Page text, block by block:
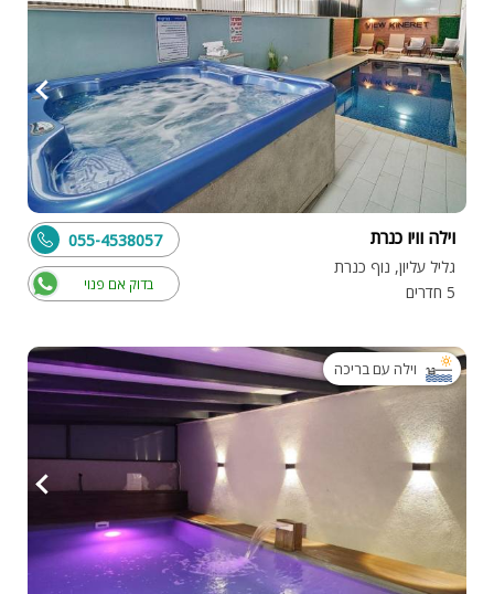
וילה וויו כנרת
גליל עליון, נוף כנרת
5 חדרים
בדוק אם פנוי
055-4538057
וילה עם בריכה